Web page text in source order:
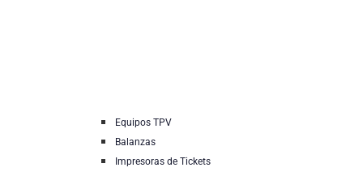
Equipos TPV
Balanzas
Impresoras de Tickets